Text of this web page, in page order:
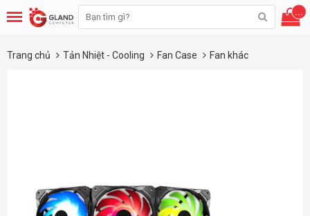
...
Trang chủ Tản Nhiệt - Cooling Fan Case Fan khác